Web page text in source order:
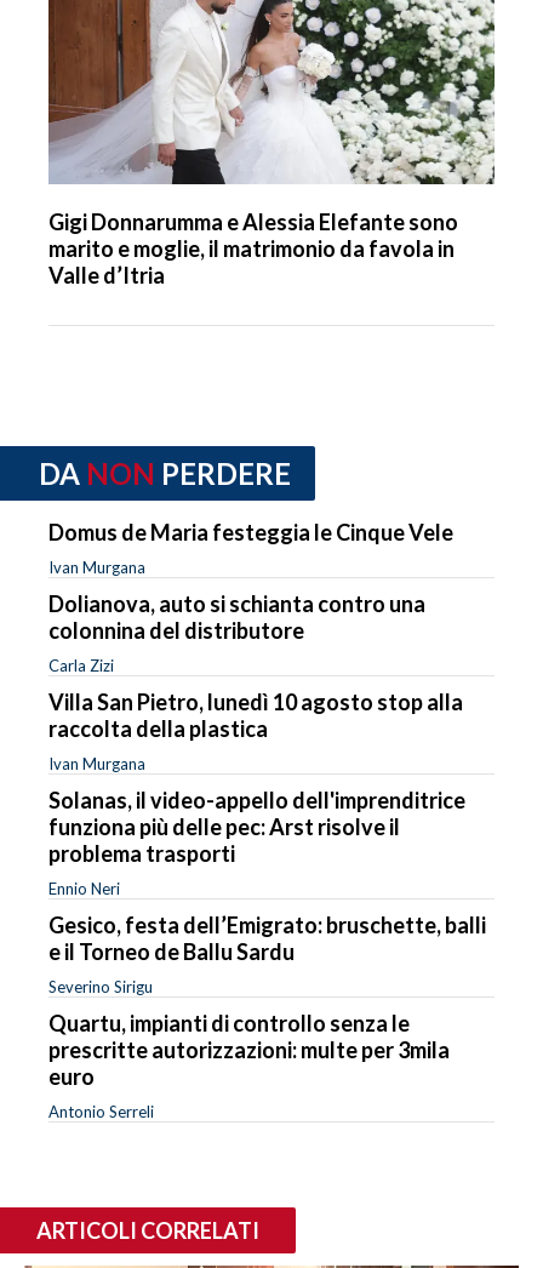
Gigi Donnarumma e Alessia Elefante sono
marito e moglie, il matrimonio da favola in
Valle d’Itria
DA NON PERDERE
Domus de Maria festeggia le Cinque Vele
Ivan Murgana
Dolianova, auto si schianta contro una
colonnina del distributore
Carla Zizi
Villa San Pietro, lunedì 10 agosto stop alla
raccolta della plastica
Ivan Murgana
Solanas, il video-appello dell'imprenditrice
funziona più delle pec: Arst risolve il
problema trasporti
Ennio Neri
Gesico, festa dell’Emigrato: bruschette, balli
e il Torneo de Ballu Sardu
Severino Sirigu
Quartu, impianti di controllo senza le
prescritte autorizzazioni: multe per 3mila
euro
Antonio Serreli
ARTICOLI CORRELATI